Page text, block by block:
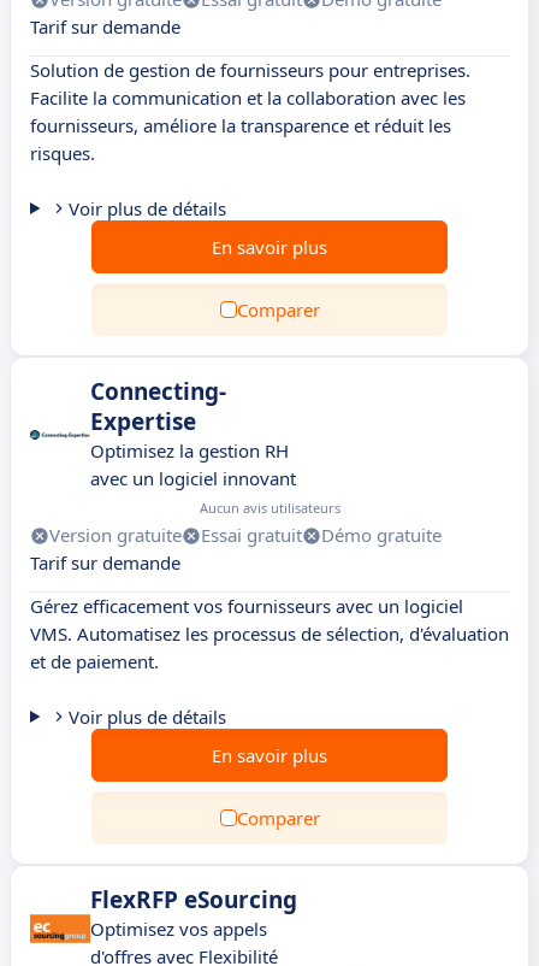
Tarif sur demande
Solution de gestion de fournisseurs pour entreprises.
Facilite la communication et la collaboration avec les
fournisseurs, améliore la transparence et réduit les
risques.
Voir plus de détails
En savoir plus
Comparer
Connecting-
Expertise
Optimisez la gestion RH
avec un logiciel innovant
Aucun avis utilisateurs
Version gratuite Essai gratuit
Démo gratuite
Tarif sur demande
Gérez efficacement vos fournisseurs avec un logiciel
VMS. Automatisez les processus de sélection, d'évaluation
et de paiement.
Voir plus de détails
En savoir plus
Comparer
FlexRFP eSourcing
Optimisez vos appels
d'offres avec Flexibilité